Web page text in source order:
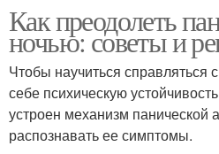
Как преодолеть
ночью: советы и
Чтобы научиться справляться
себе психическую
устроен механизм панической
распознавать ее симптомы.